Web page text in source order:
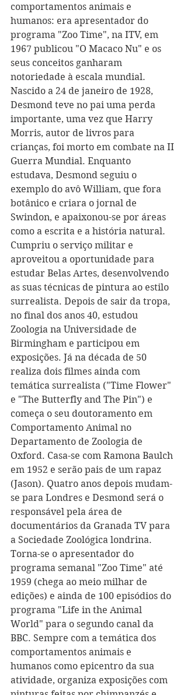
comportamentos animais e
humanos: era apresentador do
programa "Zoo Time", na ITV, em
1967 publicou "O Macaco Nu" e os
seus conceitos ganharam
notoriedade à escala mundial.
Nascido a 24 de janeiro de 1928,
Desmond teve no pai uma perda
importante, uma vez que Harry
Morris, autor de livros para
crianças, foi morto em combate na II
Guerra Mundial. Enquanto
estudava, Desmond seguiu o
exemplo do avô William, que fora
botânico e criara o jornal de
Swindon, e apaixonou-se por áreas
como a escrita e a história natural.
Cumpriu o serviço militar e
aproveitou a oportunidade para
estudar Belas Artes, desenvolvendo
as suas técnicas de pintura ao estilo
surrealista. Depois de sair da tropa,
no final dos anos 40, estudou
Zoologia na Universidade de
Birmingham e participou em
exposições. Já na década de 50
realiza dois filmes ainda com
temática surrealista ("Time Flower"
e "The Butterfly and The Pin") e
começa o seu doutoramento em
Comportamento Animal no
Departamento de Zoologia de
Oxford. Casa-se com Ramona Baulch
em 1952 e serão pais de um rapaz
(Jason). Quatro anos depois mudam-
se para Londres e Desmond será o
responsável pela área de
documentários da Granada TV para
a Sociedade Zoológica londrina.
Torna-se o apresentador do
programa semanal "Zoo Time" até
1959 (chega ao meio milhar de
edições) e ainda de 100 episódios do
programa "Life in the Animal
World" para o segundo canal da
BBC. Sempre com a temática dos
comportamentos animais e
humanos como epicentro da sua
atividade, organiza exposições com